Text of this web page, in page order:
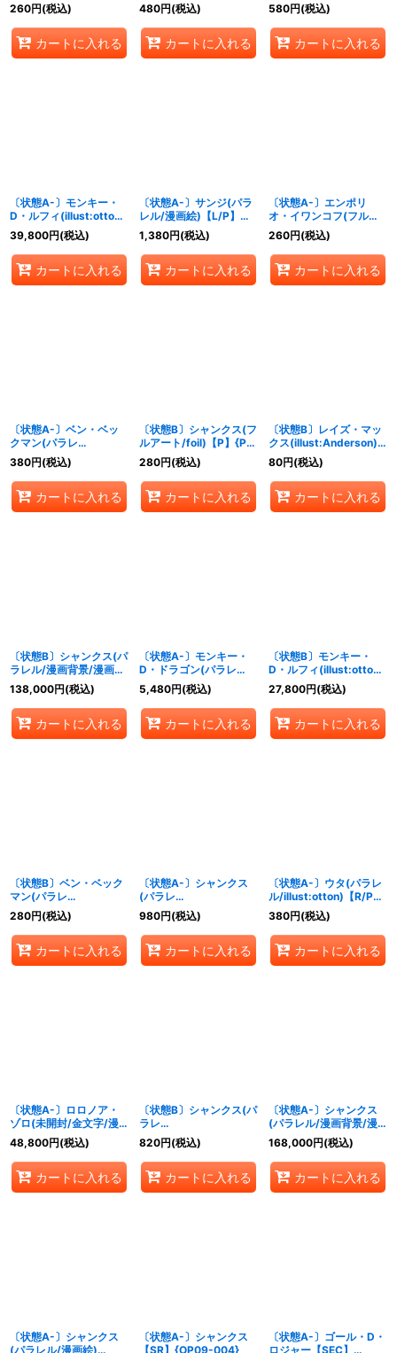
260円(税込)
カートに入れる
480円(税込)
カートに入れる
580円(税込)
カートに入れる
〔状態A-〕モンキー・
D・ルフィ(illust:otton)
【SR】{ST10-006}
39,800円(税込)
カートに入れる
〔状態A-〕サンジ(パラ
レル/漫画絵)【L/P】
{PRB01-001}
1,380円(税込)
カートに入れる
〔状態A-〕エンポリ
オ・イワンコフ(フルア
ート/レリーフ仕
様/illust:Ryuda)【UC】
{OP05-004}
260円(税込)
カートに入れる
〔状態A-〕ベン・ベッ
クマン(パラレ
ル/illust:tatsuya)
【SR/P】{OP09-009}
380円(税込)
カートに入れる
〔状態B〕シャンクス(フ
ルアート/foil)【P】{P-
083}
280円(税込)
カートに入れる
〔状態B〕レイズ・マッ
クス(illust:Anderson)
【UC】{OP06-016}
80円(税込)
カートに入れる
〔状態B〕シャンクス(パ
ラレル/漫画背景/漫画
絵)【SR/SP】{OP09-
004}
138,000円(税込)
カートに入れる
〔状態A-〕モンキー・
D・ドラゴン(パラレ
ル/SP/和
柄/illust:Anderson)
【SP】{OP07-
015[OP09]}
5,480円(税込)
カートに入れる
〔状態B〕モンキー・
D・ルフィ(illust:otton)
【SR】{ST10-006}
27,800円(税込)
カートに入れる
〔状態B〕ベン・ベック
マン(パラレ
ル/illust:tatsuya)
【SR/P】{OP09-009}
280円(税込)
カートに入れる
〔状態A-〕シャンクス
(パラレ
ル/illust:mushimaro)
【SR/P】{OP09-004}
980円(税込)
カートに入れる
〔状態A-〕ウタ(パラレ
ル/illust:otton)【R/P】
{OP09-002}
380円(税込)
カートに入れる
〔状態A-〕ロロノア・
ゾロ(未開封/金文字/漫
画絵)【L】{OP01-001}
48,800円(税込)
カートに入れる
〔状態B〕シャンクス(パ
ラレ
ル/illust:mushimaro)
【SR/P】{OP09-004}
820円(税込)
カートに入れる
〔状態A-〕シャンクス
(パラレル/漫画背景/漫
画絵)【SR/SP】{OP09-
004}
168,000円(税込)
カートに入れる
〔状態A-〕シャンクス
(パラレル/漫画絵)
〔状態A-〕シャンクス
【SR】{OP09-004}
〔状態A-〕ゴール・D・
ロジャー【SEC】